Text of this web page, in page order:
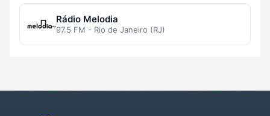
Rádio Melodia
97.5 FM - Rio de Janeiro (RJ)